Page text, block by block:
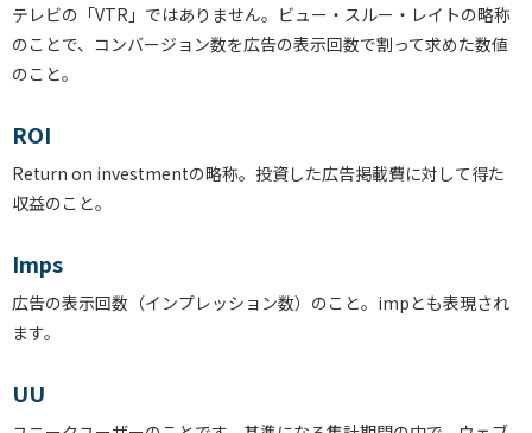
テレビの「VTR」ではありません。ビュー・スルー・レイトの略称
のことで、コンバージョン数を広告の表示回数で割って求めた数値
のこと。
ROI
Return on investmentの略称。投資した広告掲載費に対して得た
収益のこと。
Imps
広告の表示回数（インプレッション数）のこと。impとも表現され
ます。
UU